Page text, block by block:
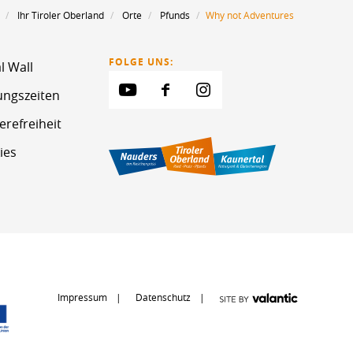
Ihr Tiroler Oberland Orte Pfunds Why not Adventures
Wall
FOLGE UNS:
Impressum Datenschutz